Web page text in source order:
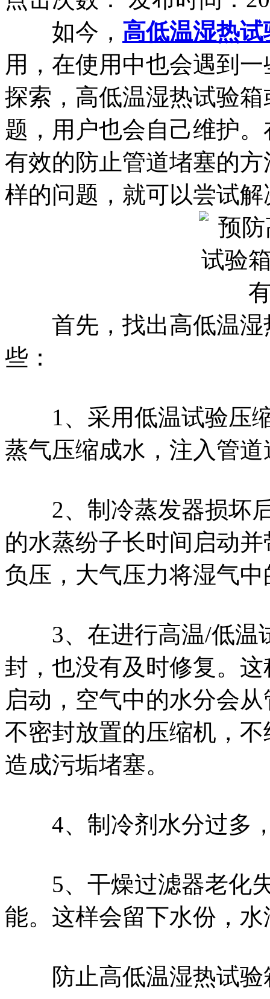
如今， 高低温湿热试
用，在使用中也会遇到
探索，高低温湿热试验
题，用户也会自己维护
有效的防止管道堵塞的
样的问题，就可以尝试解
首先，找出高低温湿
些：
1、采用低温试验压缩
蒸气压缩成水，注入管
2、制冷蒸发器损坏后
的水蒸纷子长时间启动
负压，大气压力将湿气
3、在进行高温/低温
封，也没有及时修复。
启动，空气中的水分会
不密封放置的压缩机，
造成污垢堵塞。
4、制冷剂水分过多
5、干燥过滤器老化失
能。这样会留下水份，
防止高低温湿热试验